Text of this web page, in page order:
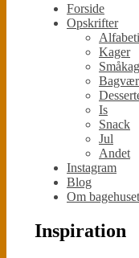
Forside
Opskrifter
Kager
Is
Snack
Jul
Andet
Instagram
Blog
Om bagehuset
Inspiration